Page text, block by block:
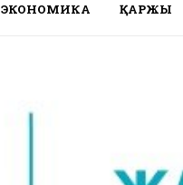
ЭКОНОМИКА ҚАРЖЫ